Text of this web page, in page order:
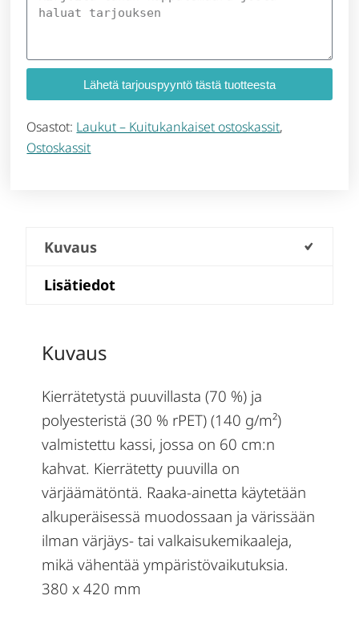
Lähetä tarjouspyyntö tästä tuotteesta
Osastot: Laukut – Kuitukankaiset ostoskassit,
Ostoskassit
Kuvaus
Lisätiedot
Kuvaus
Kierrätetystä puuvillasta (70 %) ja
polyesteristä (30 % rPET) (140 g/m²)
valmistettu kassi, jossa on 60 cm:n
kahvat. Kierrätetty puuvilla on
värjäämätöntä. Raaka-ainetta käytetään
alkuperäisessä muodossaan ja värissään
ilman värjäys- tai valkaisukemikaaleja,
mikä vähentää ympäristövaikutuksia.
380 x 420 mm